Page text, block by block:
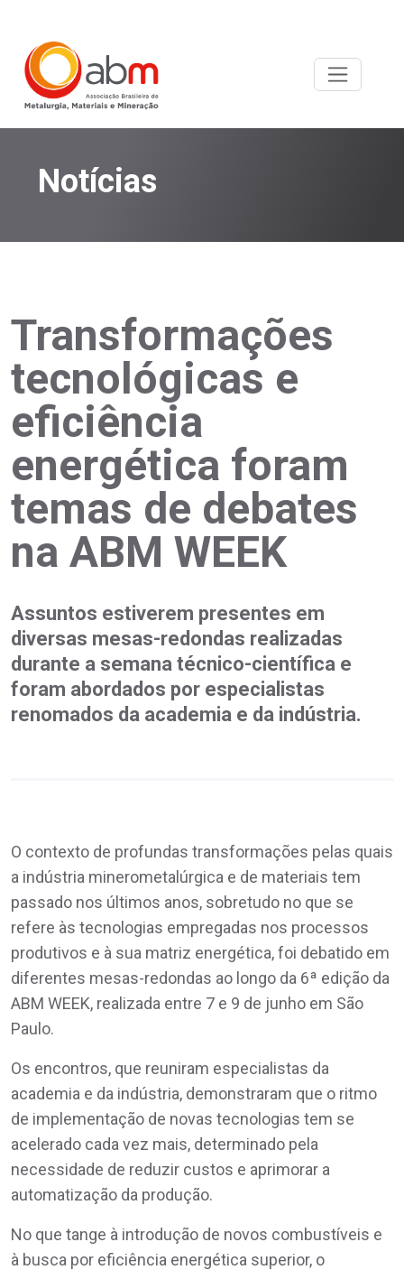
Notícias
Transformações
tecnológicas e
eficiência
energética foram
temas de debates
na ABM WEEK
Assuntos estiverem presentes em
diversas mesas-redondas realizadas
durante a semana técnico-científica e
foram abordados por especialistas
renomados da academia e da indústria.
O contexto de profundas transformações pelas quais
a indústria minerometalúrgica e de materiais tem
passado nos últimos anos, sobretudo no que se
refere às tecnologias empregadas nos processos
produtivos e à sua matriz energética, foi debatido em
diferentes mesas-redondas ao longo da 6ª edição da
ABM WEEK, realizada entre 7 e 9 de junho em São
Paulo.
Os encontros, que reuniram especialistas da
academia e da indústria, demonstraram que o ritmo
de implementação de novas tecnologias tem se
acelerado cada vez mais, determinado pela
necessidade de reduzir custos e aprimorar a
automatização da produção.
No que tange à introdução de novos combustíveis e
à busca por eficiência energética superior, o